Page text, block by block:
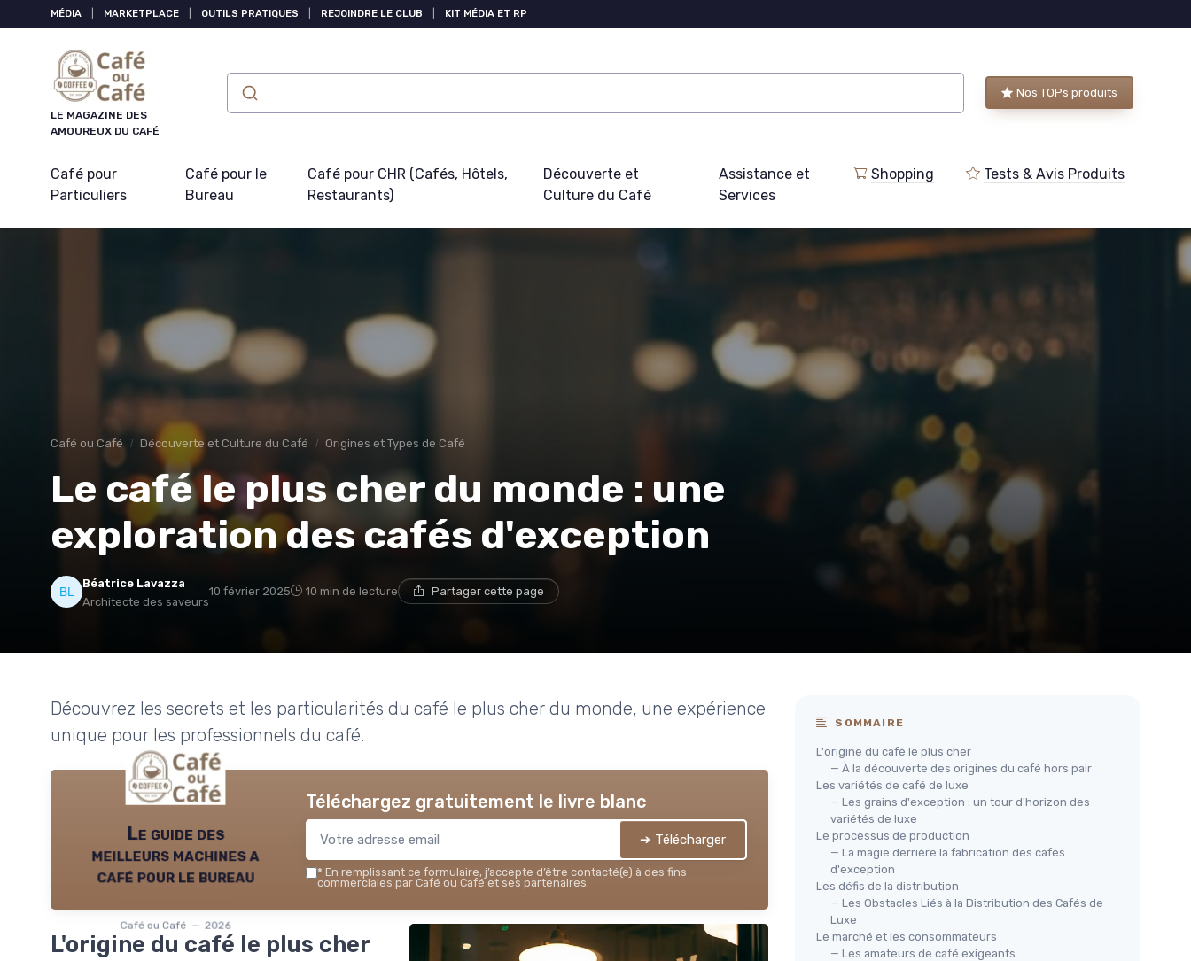
MÉDIA MARKETPLACE OUTILS PRATIQUES REJOINDRE LE CLUB KIT MÉDIA ET RP
LE MAGAZINE DES
AMOUREUX DU CAFÉ
Nos TOPs produits
Café pour
Particuliers
Café pour le
Bureau
Café pour CHR (Cafés, Hôtels,
Restaurants)
Découverte et
Culture du Café
Assistance et
Services
Shopping Tests & Avis Produits
Café ou Café Découverte et Culture du Café Origines et Types de Café
Le café le plus cher du monde : une
exploration des cafés d'exception
Béatrice Lavazza
Architecte des saveurs
10 février 2025 10 min de lecture Partager cette page
Découvrez les secrets et les particularités du café le plus cher du monde, une expérience
unique pour les professionnels du café.
Le guide des
meilleurs machines a
café pour le bureau
Café ou Café — 2026
Téléchargez gratuitement le livre blanc
➔ Télécharger
* En remplissant ce formulaire, j’accepte d’être contacté(e) à des fins
commerciales par Café ou Café et ses partenaires.
L'origine du café le plus cher
SOMMAIRE
L'origine du café le plus cher
— À la découverte des origines du café hors pair
Les variétés de café de luxe
— Les grains d'exception : un tour d'horizon des
variétés de luxe
Le processus de production
— La magie derrière la fabrication des cafés
d'exception
Les défis de la distribution
— Les Obstacles Liés à la Distribution des Cafés de
Luxe
Le marché et les consommateurs
— Les amateurs de café exigeants
Panneau de gestion des cookies